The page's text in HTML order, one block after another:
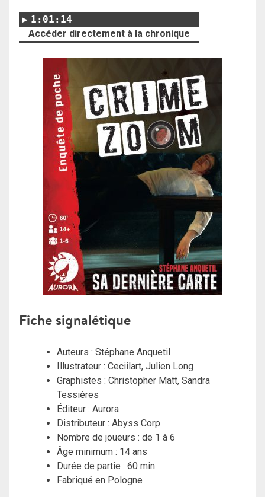
1:01:14
Accéder directement à la chronique
Fiche signalétique
Auteurs : Stéphane Anquetil
Illustrateur : Ceciilart, Julien Long
Graphistes : Christopher Matt, Sandra
Tessières
Éditeur : Aurora
Distributeur : Abyss Corp
Nombre de joueurs : de 1 à 6
Âge minimum : 14 ans
Durée de partie : 60 min
Fabriqué en Pologne